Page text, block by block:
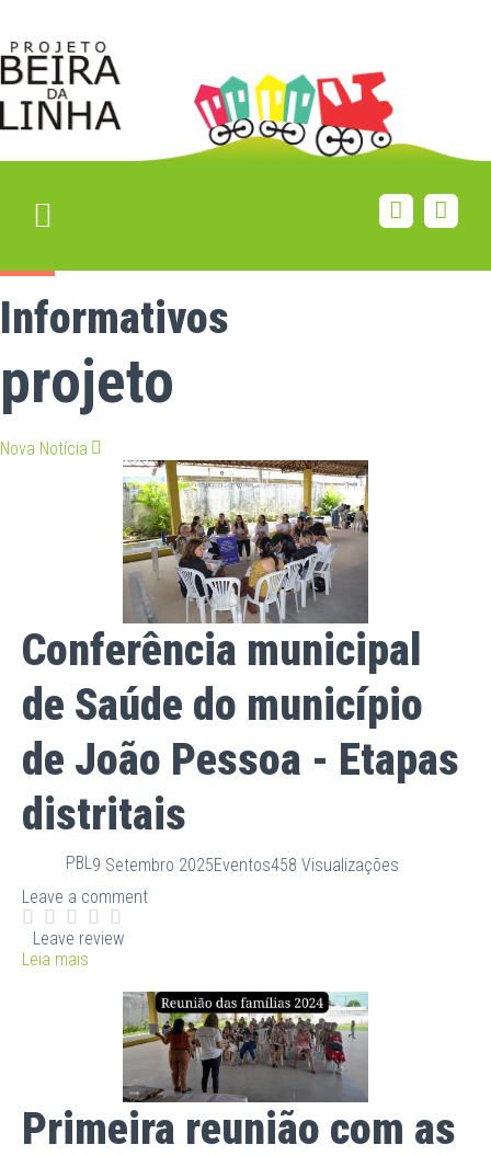
Informativos
projeto
Nova Notícia
Conferência municipal
de Saúde do município
de João Pessoa - Etapas
distritais
PBL9 Setembro 2025Eventos458 Visualizações
Leave a comment
Leave review
Leia mais
Primeira reunião com as